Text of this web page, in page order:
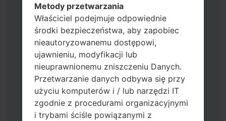
Instrukcje
Metody przetwarzania
Właściciel podejmuje odpowiednie
środki bezpieczeństwa, aby zapobiec
nieautoryzowanemu dostępowi,
ujawnieniu, modyfikacji lub
nieuprawnionemu zniszczeniu Danych.
Przetwarzanie danych odbywa się przy
użyciu komputerów i / lub narzędzi IT
zgodnie z procedurami organizacyjnymi
i trybami ściśle powiązanymi z